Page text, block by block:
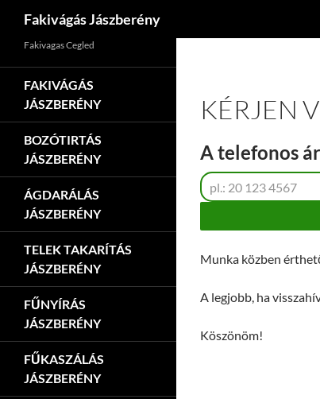
Kilépés
a
tartalomba
Fakivágás Jászberény
KÉRJEN
A telefonos
Munka közben
A legjobb, ha
Köszönöm!
Fakivagas Cegled
FAKIVÁGÁS
JÁSZBERÉNY
BOZÓTIRTÁS
JÁSZBERÉNY
ÁGDARÁLÁS
JÁSZBERÉNY
TELEK TAKARÍTÁS
JÁSZBERÉNY
FŰNYÍRÁS
JÁSZBERÉNY
FŰKASZÁLÁS
JÁSZBERÉNY